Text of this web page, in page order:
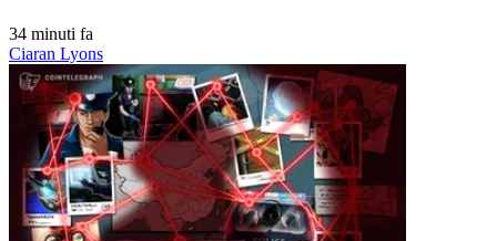
34 minuti fa
Ciaran Lyons